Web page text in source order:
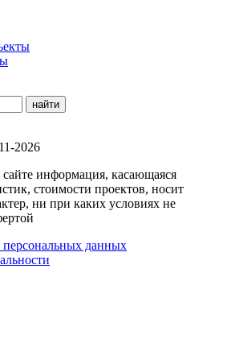
найти
2026
сайте информация, касающаяся
стоимости проектов, носит
ни при каких условиях не
персональных данных